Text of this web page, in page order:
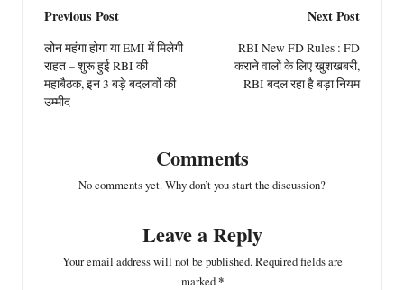
Post
navigation
Previous Post
लोन महंगा होगा या EMI में मिलेगी
राहत – शुरू हुई RBI की
महाबैठक, इन 3 बड़े बदलावों की
उम्मीद
Next Post
RBI New FD Rules : FD
कराने वालों के लिए खुशखबरी,
RBI बदल रहा है बड़ा नियम
Comments
No comments yet. Why don’t you start the discussion?
Leave a Reply
Your email address will not be published.Required fields are
marked*